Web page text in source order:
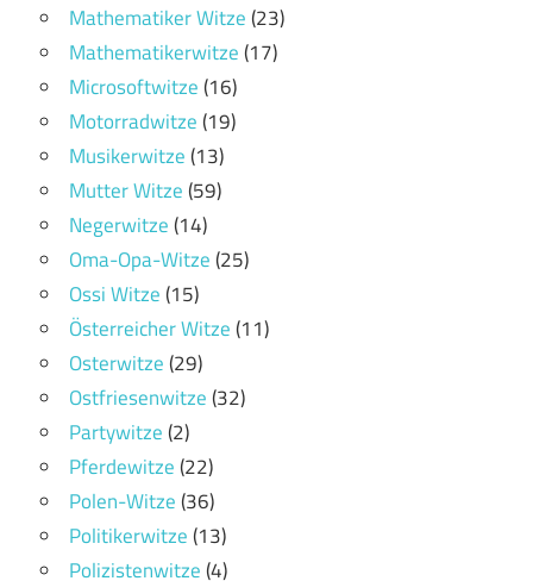
Mathematiker Witze(23)
Mathematikerwitze(17)
Microsoftwitze(16)
Motorradwitze(19)
Musikerwitze(13)
Mutter Witze(59)
Negerwitze(14)
Oma-Opa-Witze(25)
Ossi Witze(15)
Österreicher Witze(11)
Osterwitze(29)
Ostfriesenwitze(32)
Partywitze(2)
Pferdewitze(22)
Polen-Witze(36)
Politikerwitze(13)
Polizistenwitze(4)